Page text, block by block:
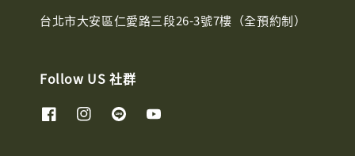
台北市大安區仁愛路三段26-3號7樓（全預約制）
Follow US 社群